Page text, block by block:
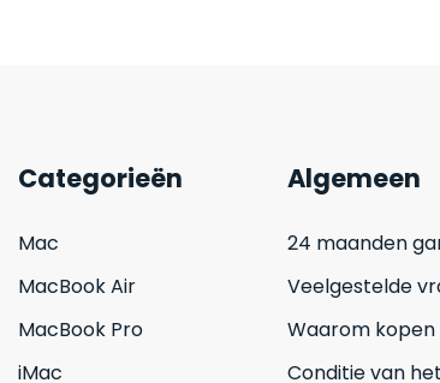
Categorieën
Mac
MacBook Air
MacBook Pro
iMac
Algemeen
24 maanden
Veelgestelde
Waarom
Conditie van